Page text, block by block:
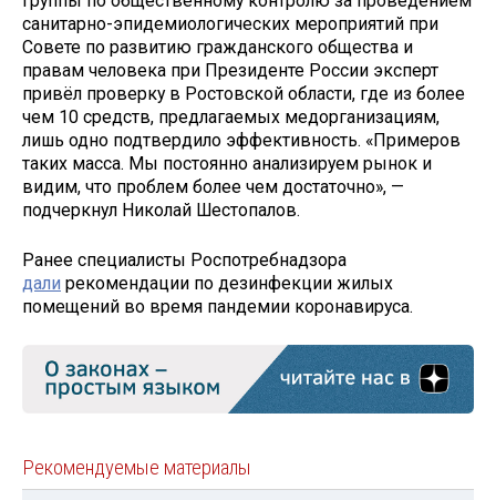
санитарно-эпидемиологических мероприятий при
Совете по развитию гражданского общества и
правам человека при Президенте России эксперт
привёл проверку в Ростовской области, где из более
чем 10 средств, предлагаемых медорганизациям,
лишь одно подтвердило эффективность. «Примеров
таких масса. Мы постоянно анализируем рынок и
видим, что проблем более чем достаточно», —
подчеркнул Николай Шестопалов.
Ранее специалисты Роспотребнадзора
дали рекомендации по дезинфекции жилых
помещений во время пандемии коронавируса.
Рекомендуемые материалы